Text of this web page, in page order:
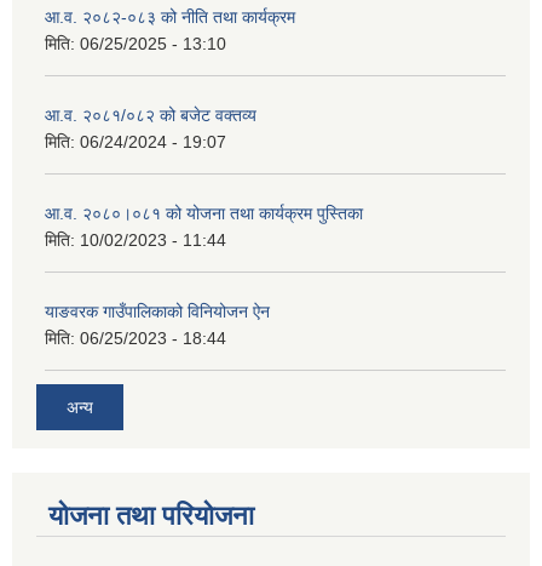
आ.व. २०८२-०८३ को नीति तथा कार्यक्रम
मिति: 06/25/2025 - 13:10
आ.व. २०८१/०८२ को बजेट वक्तव्य
मिति: 06/24/2024 - 19:07
आ.व. २०८०।०८१ को योजना तथा कार्यक्रम पुस्तिका
मिति: 10/02/2023 - 11:44
याङवरक गाउँपालिकाको विनियोजन ऐन
मिति: 06/25/2023 - 18:44
अन्य
योजना तथा परियोजना